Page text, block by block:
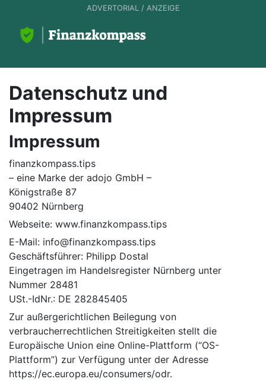
ADVERTORIAL / ANZEIGE
Datenschutz und
Impressum
Impressum
finanzkompass.tips
– eine Marke der adojo GmbH –
Königstraße 87
90402 Nürnberg
Webseite: www.finanzkompass.tips
E-Mail: info@finanzkompass.tips
Geschäftsführer: Philipp Dostal
Eingetragen im Handelsregister Nürnberg unter
Nummer 28481
USt.-IdNr.: DE 282845405
Zur außergerichtlichen Beilegung von
verbraucherrechtlichen Streitigkeiten stellt die
Europäische Union eine Online-Plattform (“OS-
Plattform”) zur Verfügung unter der Adresse
https://ec.europa.eu/consumers/odr.